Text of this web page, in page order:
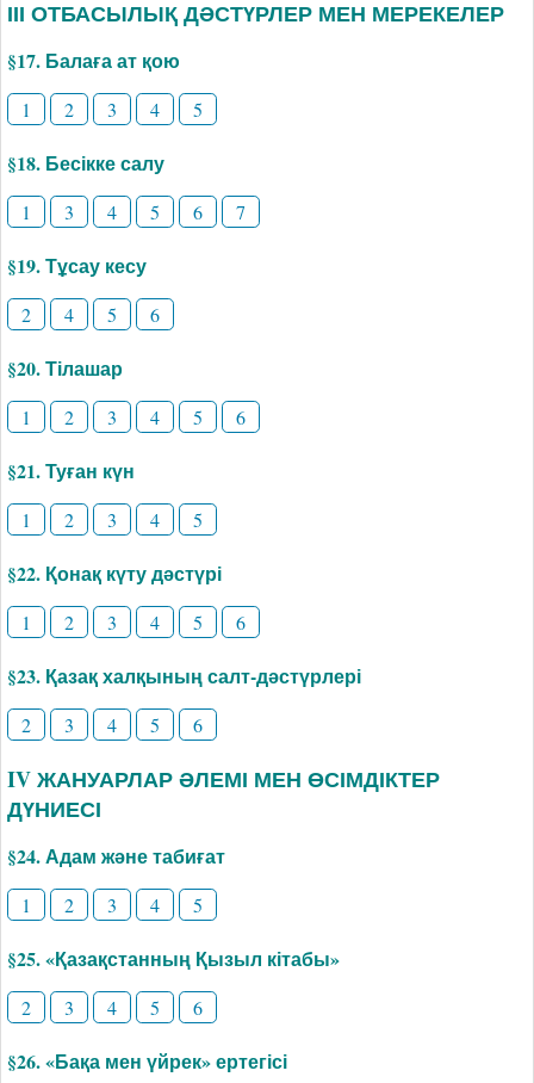
ІІІ ОТБАСЫЛЫҚ ДӘСТҮРЛЕР МЕН МЕРЕКЕЛЕР
§17. Балаға ат қою
1 2 3 4 5
§18. Бесікке салу
1 3 4 5 6 7
§19. Тұсау кесу
2 4 5 6
§20. Тілашар
1 2 3 4 5 6
§21. Туған күн
1 2 3 4 5
§22. Қонақ күту дәстүрі
1 2 3 4 5 6
§23. Қазақ халқының салт-дәстүрлері
2 3 4 5 6
IV ЖАНУАРЛАР ӘЛЕМІ МЕН ӨСІМДІКТЕР
ДҮНИЕСІ
§24. Адам және табиғат
1 2 3 4 5
§25. «Қазақстанның Қызыл кітабы»
2 3 4 5 6
§26. «Бақа мен үйрек» ертегісі